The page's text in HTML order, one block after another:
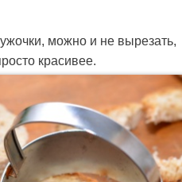
можно и не вырезать,
красивее.